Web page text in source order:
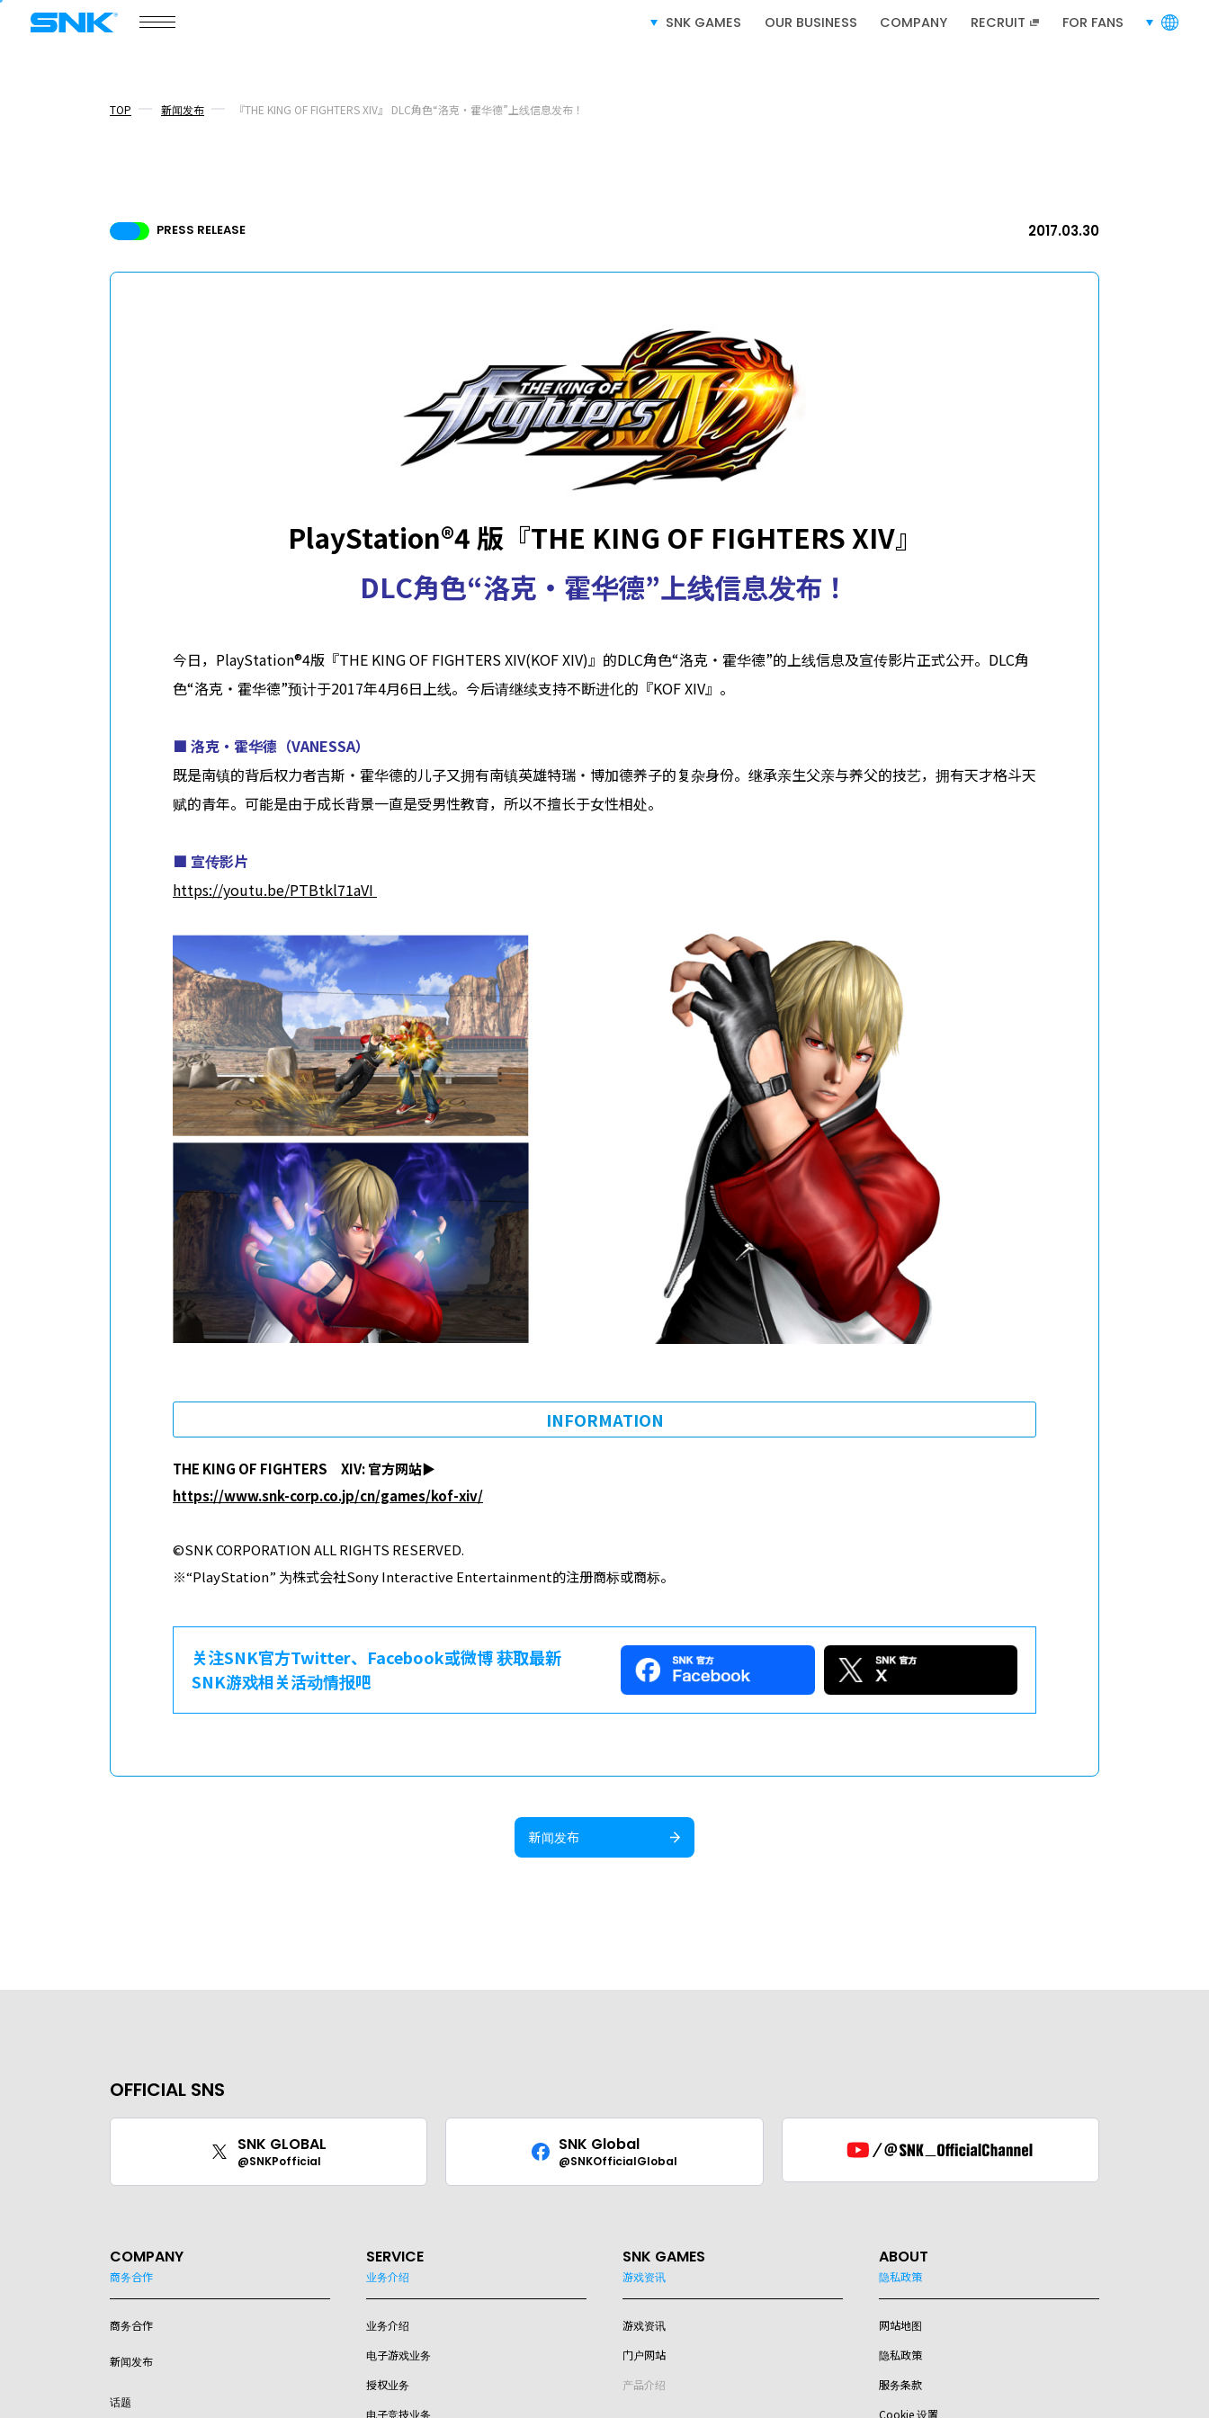
SNK GAMES OUR BUSINESS COMPANY RECRUIT FOR FANS languages
电子竞技业务
TOP 新闻发布 『THE KING OF FIGHTERS XIV』 DLC角色“洛克・霍华德”上线信息发布！
PRESS RELEASE 2017.03.30
PlayStation®4 版『THE KING OF FIGHTERS XIV』
DLC角色“洛克・霍华德”上线信息发布！
今日，PlayStation®4版『THE KING OF FIGHTERS XIV(KOF XIV)』的DLC角色“洛克・霍华德”的上线信息及宣传影片正式公开。DLC角
色“洛克・霍华德”预计于2017年4月6日上线。今后请继续支持不断进化的『KOF XIV』。
■ 洛克・霍华德 （VANESSA）
既是南镇的背后权力者吉斯・霍华德的儿子又拥有南镇英雄特瑞・博加德养子的复杂身份。继承亲生父亲与养父的技艺，拥有天才格斗天
赋的青年。可能是由于成长背景一直是受男性教育，所以不擅长于女性相处。
■ 宣传影片
https://youtu.be/PTBtkl71aVI
INFORMATION
THE KING OF FIGHTERS XIV: 官方网站▶︎
https://www.snk-corp.co.jp/cn/games/kof-xiv/
©SNK CORPORATION ALL RIGHTS RESERVED.
※“PlayStation” 为株式会社Sony Interactive Entertainment的注册商标或商标。
关注SNK官方Twitter、Facebook或微博 获取最新
SNK游戏相关活动情报吧
新闻发布
OFFICIAL SNS
SNK GLOBAL
@SNKPofficial
SNK Global
@SNKOfficialGlobal
COMPANY
商务合作
商务合作
新闻发布
话题
SERVICE
业务介绍
业务介绍
电子游戏业务
授权业务
电子竞技业务
SNK GAMES
游戏资讯
游戏资讯
门户网站
产品介绍
ABOUT
隐私政策
网站地图
隐私政策
服务条款
Cookie 设置